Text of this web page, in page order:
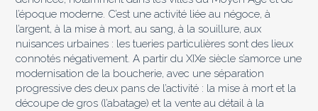
l’époque moderne. C’est une activité liée au négoce, à
l’argent, à la mise à mort, au sang, à la souillure, aux
nuisances urbaines : les tueries particulières sont des lieux
connotés négativement. A partir du XIXe siècle s’amorce une
modernisation de la boucherie, avec une séparation
progressive des deux pans de l’activité : la mise à mort et la
découpe de gros (l’abatage) et la vente au détail à la